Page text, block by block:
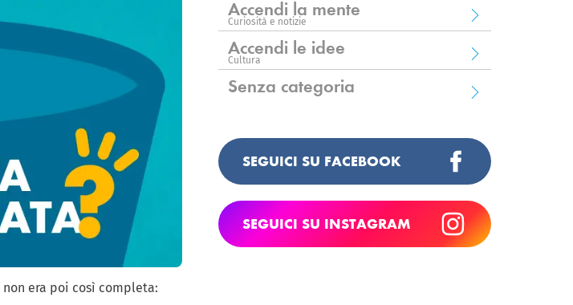
non era poi così completa:
Accendi la mente
Curiosità e notizie
Accendi le idee
Cultura
Senza categoria
SEGUICI SU FACEBOOK
SEGUICI SU INSTAGRAM